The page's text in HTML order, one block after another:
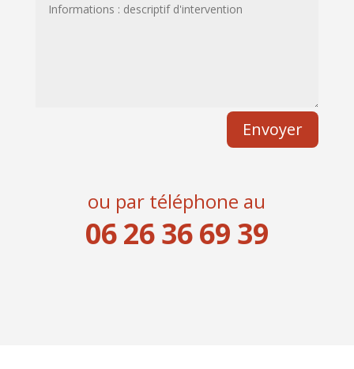
Envoyer
ou par téléphone au
06 26 36 69 39